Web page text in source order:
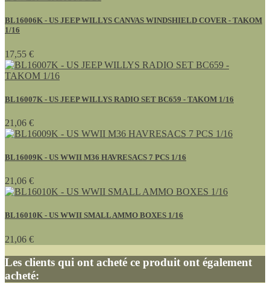
BL16006K - US JEEP WILLYS CANVAS WINDSHIELD COVER - TAKOM
1/16
17,55 €
BL16007K - US JEEP WILLYS RADIO SET BC659 - TAKOM 1/16
21,06 €
BL16009K - US WWII M36 HAVRESACS 7 PCS 1/16
21,06 €
BL16010K - US WWII SMALL AMMO BOXES 1/16
21,06 €
Les clients qui ont acheté ce produit ont également
acheté: